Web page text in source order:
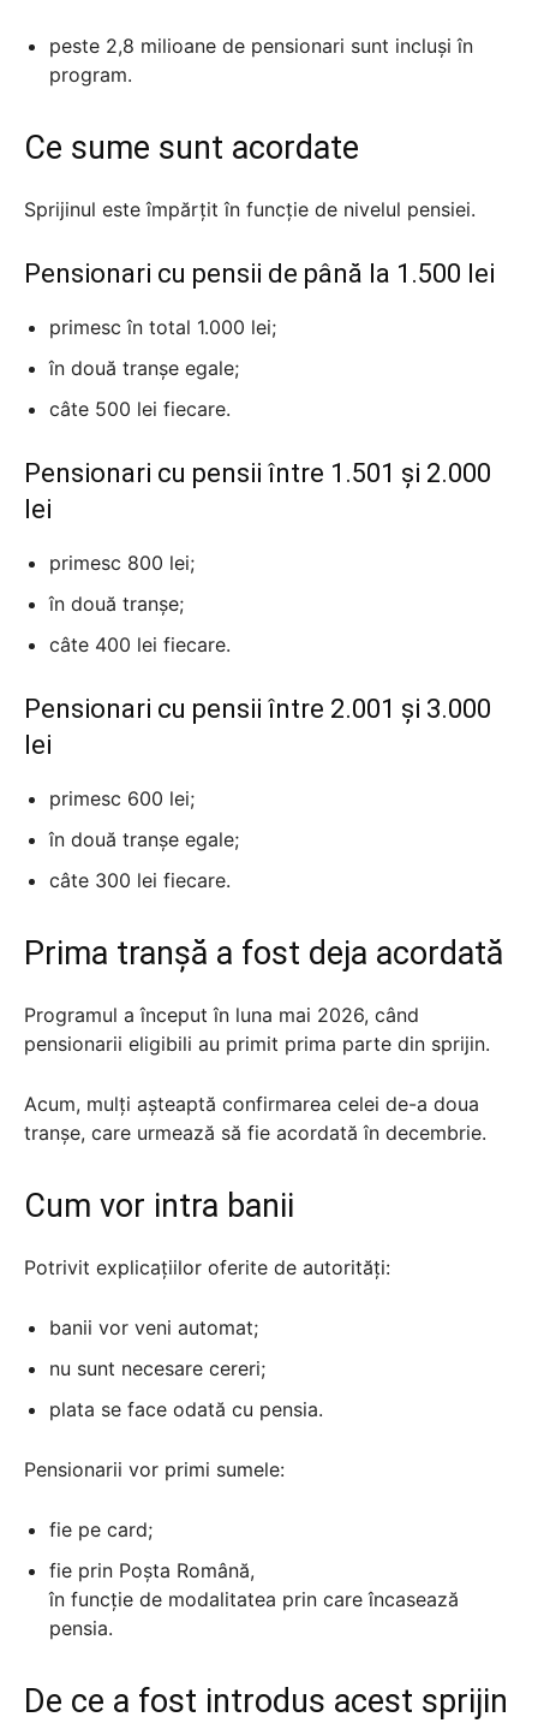
peste 2,8 milioane de pensionari sunt incluși în
program.
Ce sume sunt acordate
Sprijinul este împărțit în funcție de nivelul pensiei.
Pensionari cu pensii de până la 1.500 lei
primesc în total 1.000 lei;
în două tranșe egale;
câte 500 lei fiecare.
Pensionari cu pensii între 1.501 și 2.000
lei
primesc 800 lei;
în două tranșe;
câte 400 lei fiecare.
Pensionari cu pensii între 2.001 și 3.000
lei
primesc 600 lei;
în două tranșe egale;
câte 300 lei fiecare.
Prima tranșă a fost deja acordată
Programul a început în luna mai 2026, când
pensionarii eligibili au primit prima parte din sprijin.
Acum, mulți așteaptă confirmarea celei de-a doua
tranșe, care urmează să fie acordată în decembrie.
Cum vor intra banii
Potrivit explicațiilor oferite de autorități:
banii vor veni automat;
nu sunt necesare cereri;
plata se face odată cu pensia.
Pensionarii vor primi sumele:
fie pe card;
fie prin Poșta Română,
în funcție de modalitatea prin care încasează
pensia.
De ce a fost introdus acest sprijin